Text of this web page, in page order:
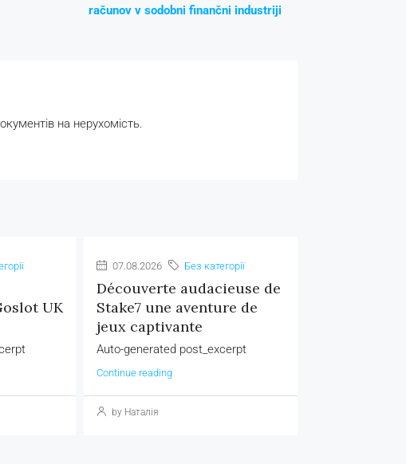
računov v sodobni finančni industriji
на нерухомість.
UK
07.08.2026 Без категорії
Découverte audacieuse de
Stake7 une aventure de
jeux captivante
Auto-generated post_excerpt
Continue reading
by Наталія